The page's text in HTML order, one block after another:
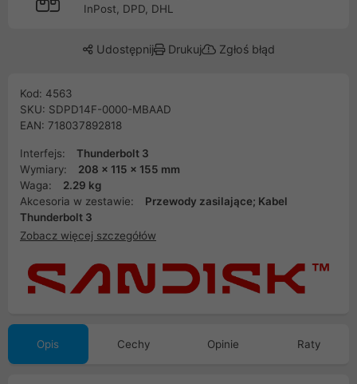
InPost, DPD, DHL
Udostępnij Drukuj Zgłoś błąd
Kod: 4563
SKU: SDPD14F-0000-MBAAD
EAN: 718037892818
Interfejs:
Thunderbolt 3
Wymiary:
208 x 115 x 155 mm
Waga:
2.29 kg
Akcesoria w zestawie:
Przewody zasilające; Kabel
Thunderbolt 3
Zobacz więcej szczegółów
Opis Cechy Opinie Raty